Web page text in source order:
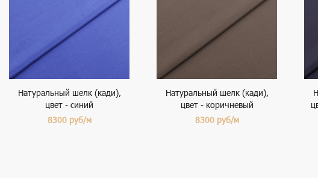
Натуральный шелк (кади),
цвет - синий
8300 руб/м
Натуральный шелк (кади),
цвет - коричневый
8300 руб/м